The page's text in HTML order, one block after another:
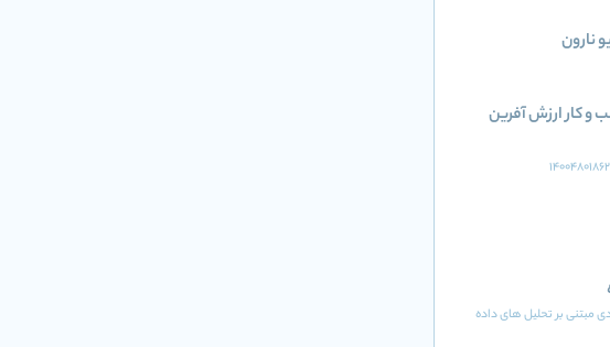
نارون
کار ارزش آفرین
مبتنی بر تحلیل های داده